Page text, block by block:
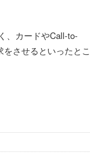
、カードやCall-to-
させるといったとこ